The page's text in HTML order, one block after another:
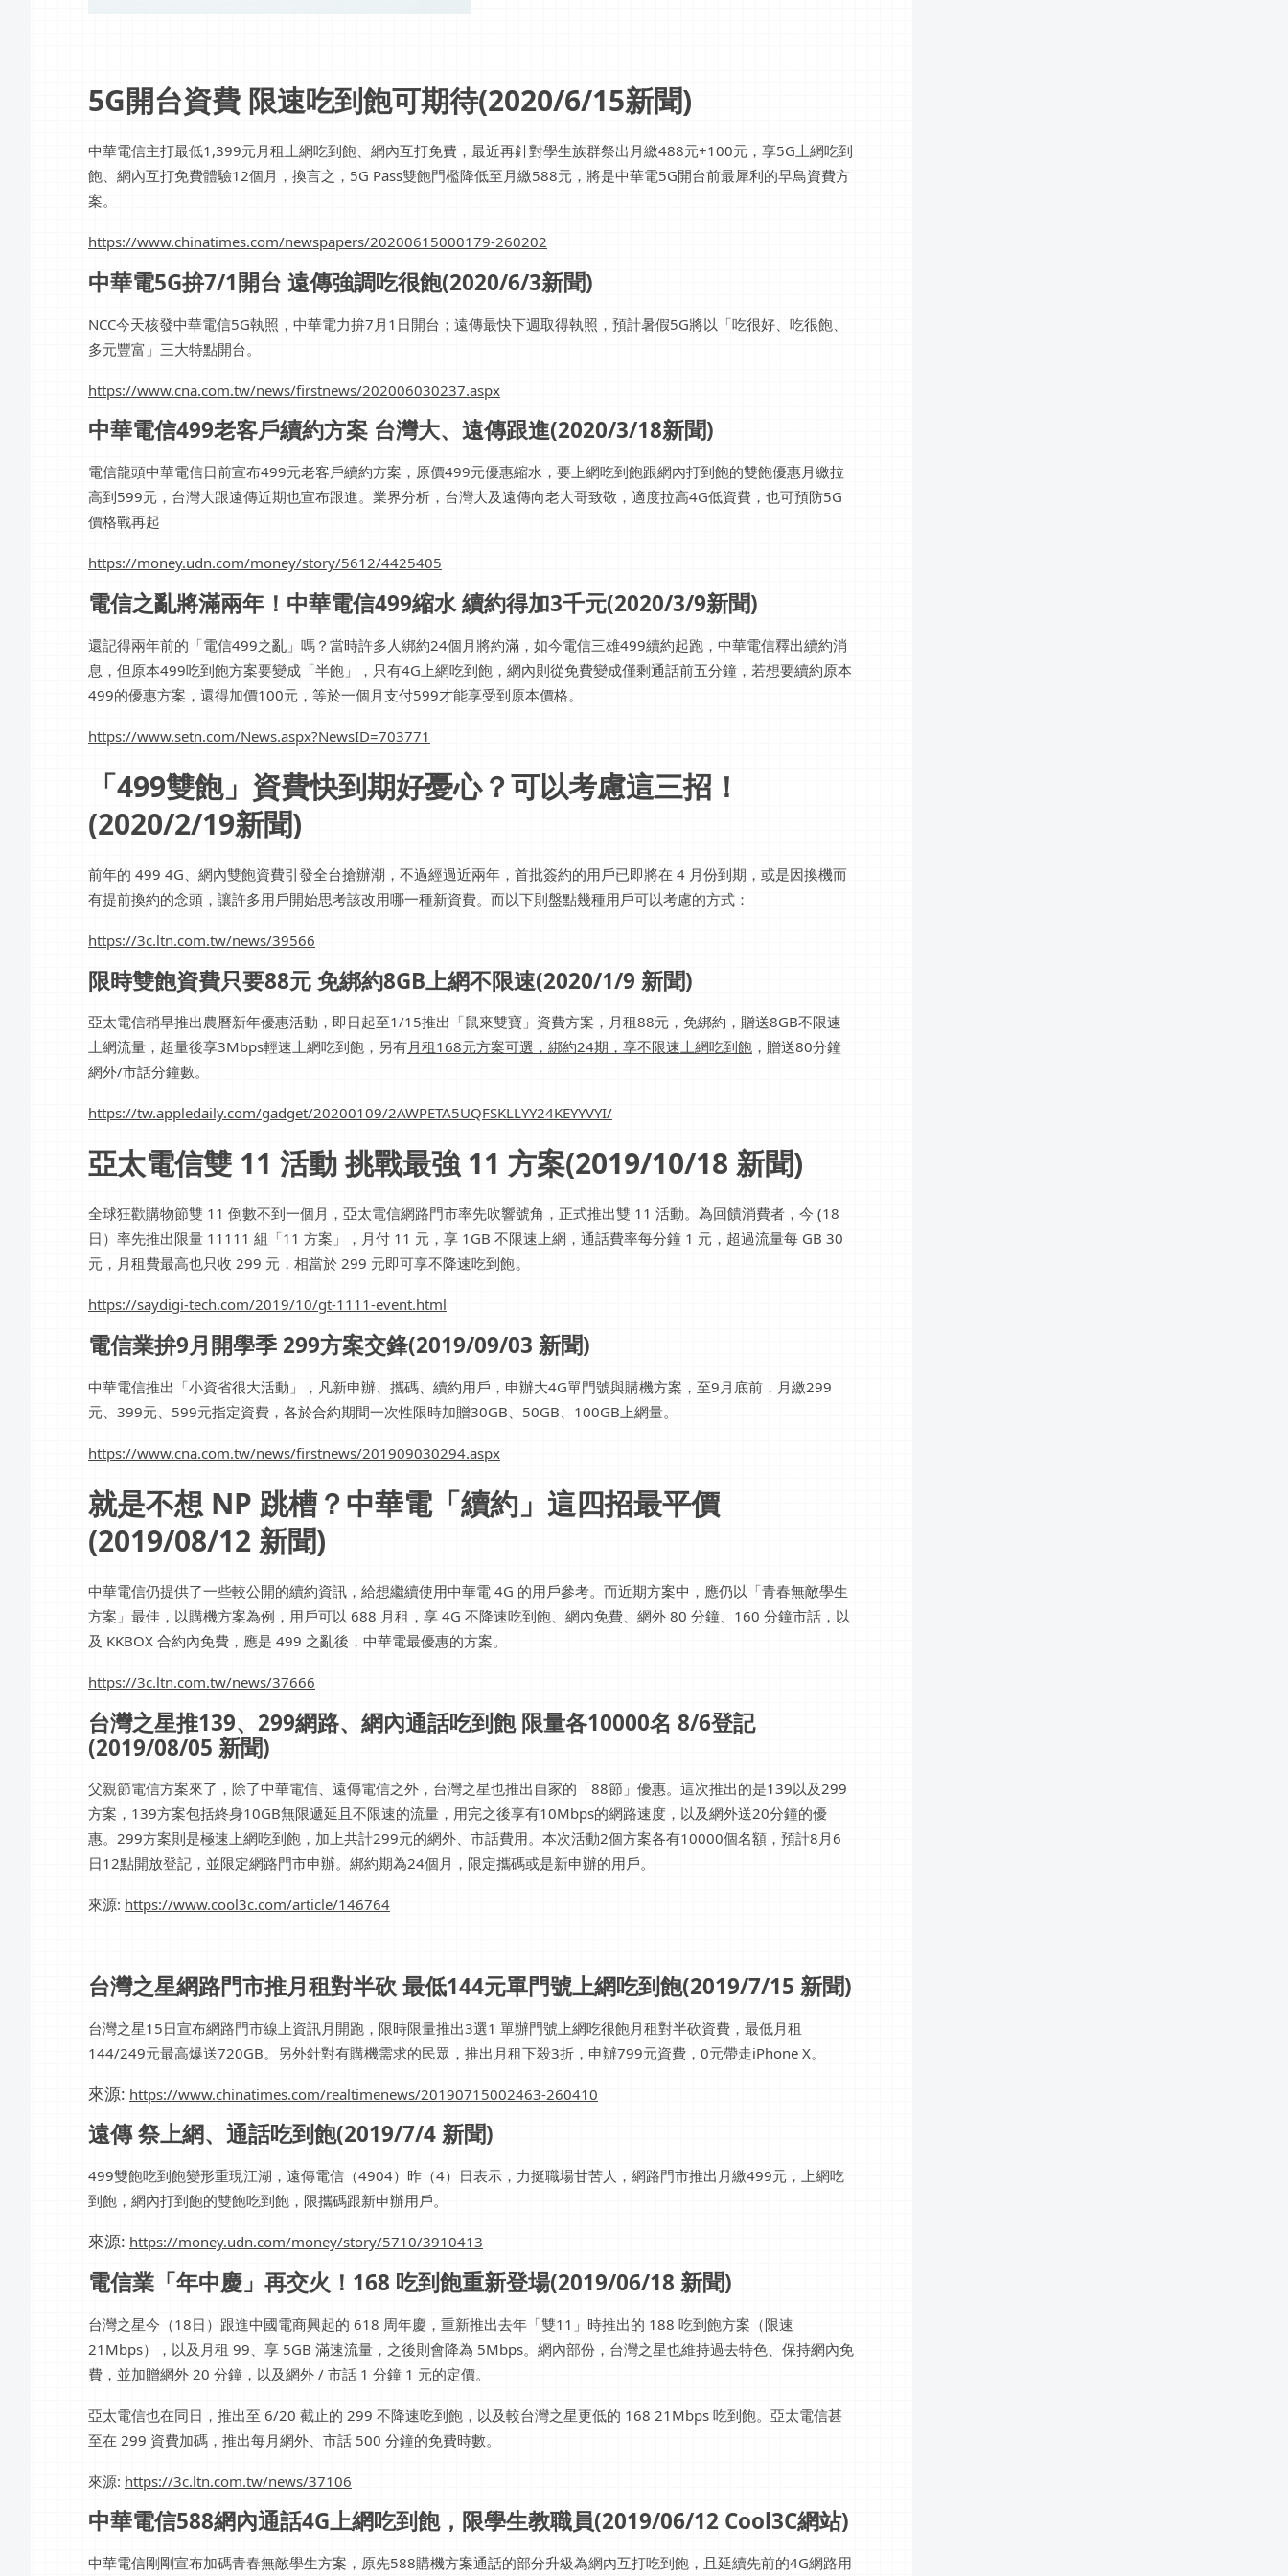
5G開台資費 限速吃到飽可期待(2020/6/15新聞)
中華電信主打最低1,399元月租上網吃到飽、網內互打免費，最近再針對學生族群祭出月繳488元+100元，享5G上網吃到
飽、網內互打免費體驗12個月，換言之，5G Pass雙飽門檻降低至月繳588元，將是中華電5G開台前最犀利的早鳥資費方
案。
https://www.chinatimes.com/newspapers/20200615000179-260202
中華電5G拚7/1開台 遠傳強調吃很飽(2020/6/3新聞)
NCC今天核發中華電信5G執照，中華電力拚7月1日開台；遠傳最快下週取得執照，預計暑假5G將以「吃很好、吃很飽、
多元豐富」三大特點開台。
https://www.cna.com.tw/news/firstnews/202006030237.aspx
中華電信499老客戶續約方案 台灣大、遠傳跟進(2020/3/18新聞)
電信龍頭中華電信日前宣布499元老客戶續約方案，原價499元優惠縮水，要上網吃到飽跟網內打到飽的雙飽優惠月繳拉
高到599元，台灣大跟遠傳近期也宣布跟進。業界分析，台灣大及遠傳向老大哥致敬，適度拉高4G低資費，也可預防5G
價格戰再起
https://money.udn.com/money/story/5612/4425405
電信之亂將滿兩年！中華電信499縮水 續約得加3千元(2020/3/9新聞)
還記得兩年前的「電信499之亂」嗎？當時許多人綁約24個月將約滿，如今電信三雄499續約起跑，中華電信釋出續約消
息，但原本499吃到飽方案要變成「半飽」，只有4G上網吃到飽，網內則從免費變成僅剩通話前五分鐘，若想要續約原本
499的優惠方案，還得加價100元，等於一個月支付599才能享受到原本價格。
https://www.setn.com/News.aspx?NewsID=703771
「499雙飽」資費快到期好憂心？可以考慮這三招！
(2020/2/19新聞)
前年的 499 4G、網內雙飽資費引發全台搶辦潮，不過經過近兩年，首批簽約的用戶已即將在 4 月份到期，或是因換機而
有提前換約的念頭，讓許多用戶開始思考該改用哪一種新資費。而以下則盤點幾種用戶可以考慮的方式：
https://3c.ltn.com.tw/news/39566
限時雙飽資費只要88元 免綁約8GB上網不限速(2020/1/9 新聞)
亞太電信稍早推出農曆新年優惠活動，即日起至1/15推出「鼠來雙寶」資費方案，月租88元，免綁約，贈送8GB不限速
上網流量，超量後享3Mbps輕速上網吃到飽，另有月租168元方案可選，綁約24期，享不限速上網吃到飽 ，贈送80分鐘
網外/市話分鐘數。
https://tw.appledaily.com/gadget/20200109/2AWPETA5UQFSKLLYY24KEYYVYI/
亞太電信雙 11 活動 挑戰最強 11 方案(2019/10/18 新聞)
全球狂歡購物節雙 11 倒數不到一個月，亞太電信網路門市率先吹響號角，正式推出雙 11 活動。為回饋消費者，今 (18
日）率先推出限量 11111 組「11 方案」，月付 11 元，享 1GB 不限速上網，通話費率每分鐘 1 元，超過流量每 GB 30
元，月租費最高也只收 299 元，相當於 299 元即可享不降速吃到飽。
https://saydigi-tech.com/2019/10/gt-1111-event.html
電信業拚9月開學季 299方案交鋒(2019/09/03 新聞)
中華電信推出「小資省很大活動」，凡新申辦、攜碼、續約用戶，申辦大4G單門號與購機方案，至9月底前，月繳299
元、399元、599元指定資費，各於合約期間一次性限時加贈30GB、50GB、100GB上網量。
https://www.cna.com.tw/news/firstnews/201909030294.aspx
就是不想 NP 跳槽？中華電「續約」這四招最平價
(2019/08/12 新聞)
中華電信仍提供了一些較公開的續約資訊，給想繼續使用中華電 4G 的用戶參考。而近期方案中，應仍以「青春無敵學生
方案」最佳，以購機方案為例，用戶可以 688 月租，享 4G 不降速吃到飽、網內免費、網外 80 分鐘、160 分鐘市話，以
及 KKBOX 合約內免費，應是 499 之亂後，中華電最優惠的方案。
https://3c.ltn.com.tw/news/37666
台灣之星推139、299網路、網內通話吃到飽 限量各10000名 8/6登記
(2019/08/05 新聞)
父親節電信方案來了，除了中華電信、遠傳電信之外，台灣之星也推出自家的「88節」優惠。這次推出的是139以及299
方案，139方案包括終身10GB無限遞延且不限速的流量，用完之後享有10Mbps的網路速度，以及網外送20分鐘的優
惠。299方案則是極速上網吃到飽，加上共計299元的網外、市話費用。本次活動2個方案各有10000個名額，預計8月6
日12點開放登記，並限定網路門市申辦。綁約期為24個月，限定攜碼或是新申辦的用戶。
來源: https://www.cool3c.com/article/146764
台灣之星網路門市推月租對半砍 最低144元單門號上網吃到飽(2019/7/15 新聞)
台灣之星15日宣布網路門市線上資訊月開跑，限時限量推出3選1 單辦門號上網吃很飽月租對半砍資費，最低月租
144/249元最高爆送720GB。另外針對有購機需求的民眾，推出月租下殺3折，申辦799元資費，0元帶走iPhone X。
來源: https://www.chinatimes.com/realtimenews/20190715002463-260410
遠傳 祭上網、通話吃到飽(2019/7/4 新聞)
499雙飽吃到飽變形重現江湖，遠傳電信（4904）昨（4）日表示，力挺職場甘苦人，網路門市推出月繳499元，上網吃
到飽，網內打到飽的雙飽吃到飽，限攜碼跟新申辦用戶。
來源: https://money.udn.com/money/story/5710/3910413
電信業「年中慶」再交火！168 吃到飽重新登場(2019/06/18 新聞)
台灣之星今（18日）跟進中國電商興起的 618 周年慶，重新推出去年「雙11」時推出的 188 吃到飽方案（限速
21Mbps），以及月租 99、享 5GB 滿速流量，之後則會降為 5Mbps。網內部份，台灣之星也維持過去特色、保持網內免
費，並加贈網外 20 分鐘，以及網外 / 市話 1 分鐘 1 元的定價。
亞太電信也在同日，推出至 6/20 截止的 299 不降速吃到飽，以及較台灣之星更低的 168 21Mbps 吃到飽。亞太電信甚
至在 299 資費加碼，推出每月網外、市話 500 分鐘的免費時數。
來源: https://3c.ltn.com.tw/news/37106
中華電信588網內通話4G上網吃到飽，限學生教職員(2019/06/12 Cool3C網站)
中華電信剛剛宣布加碼青春無敵學生方案，原先588購機方案通話的部分升級為網內互打吃到飽，且延續先前的4G網路用